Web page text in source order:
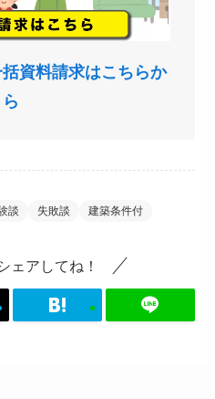
資料請求はこちらか
ら
談 失敗談 建築条件付
ェアしてね！